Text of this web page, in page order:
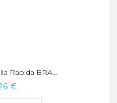
Rapida BRA...
€